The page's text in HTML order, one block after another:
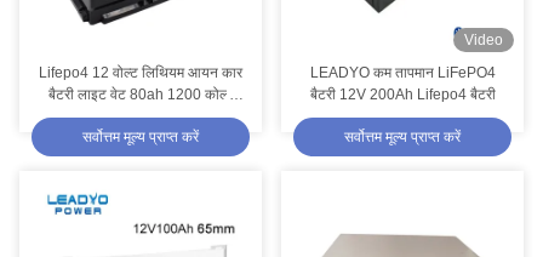
Lifepo4 12 वोल्ट लिथियम आयन कार
बैटरी लाइट वेट 80ah 1200 कोल्ड
क्रैंकिंग एम्प बैटरी
सर्वोत्तम मूल्य प्राप्त करें
Video
LEADYO कम तापमान LiFePO4
बैटरी 12V 200Ah Lifepo4 बैटरी
सर्वोत्तम मूल्य प्राप्त करें